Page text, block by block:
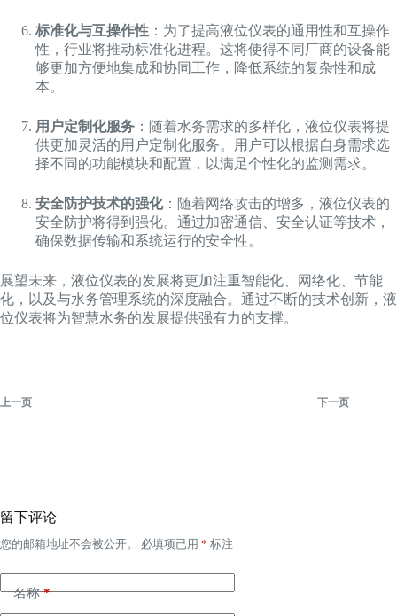
标准化与互操作性 ：为了提高液位仪表的通用性和互操作
性，行业将推动标准化进程。这将使得不同厂商的设备能
够更加方便地集成和协同工作，降低系统的复杂性和成
本。
用户定制化服务 ：随着水务需求的多样化，液位仪表将提
供更加灵活的用户定制化服务。用户可以根据自身需求选
择不同的功能模块和配置，以满足个性化的监测需求。
安全防护技术的强化：随着网络攻击的增多，液位仪表的
安全防护将得到强化。通过加密通信、安全认证等技术，
确保数据传输和系统运行的安全性。
展望未来，液位仪表的发展将更加注重智能化、网络化、节能
化，以及与水务管理系统的深度融合。通过不断的技术创新，液
位仪表将为智慧水务的发展提供强有力的支撑。
上一页 下一页
留下评论
您的邮箱地址不会被公开。 必填项已用 * 标注
名称*